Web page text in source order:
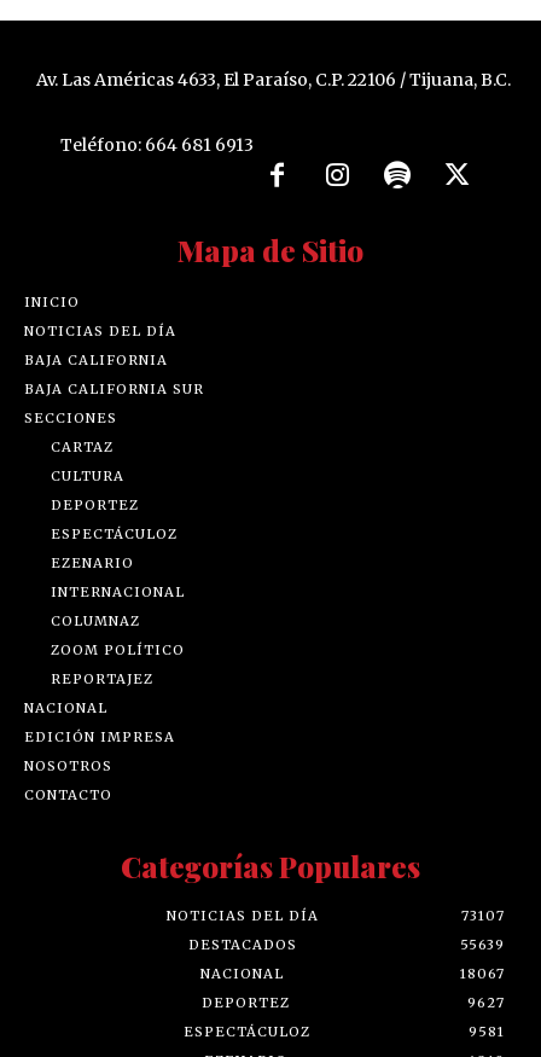
Av. Las Américas 4633, El Paraíso, C.P. 22106 / Tijuana, B.C.
Teléfono: 664 681 6913
Mapa de Sitio
INICIO
NOTICIAS DEL DÍA
BAJA CALIFORNIA
BAJA CALIFORNIA SUR
SECCIONES
CARTAZ
CULTURA
DEPORTEZ
ESPECTÁCULOZ
EZENARIO
INTERNACIONAL
COLUMNAZ
ZOOM POLÍTICO
REPORTAJEZ
NACIONAL
EDICIÓN IMPRESA
NOSOTROS
CONTACTO
Categorías Populares
NOTICIAS DEL DÍA
73107
DESTACADOS
55639
NACIONAL
18067
DEPORTEZ
9627
ESPECTÁCULOZ
9581